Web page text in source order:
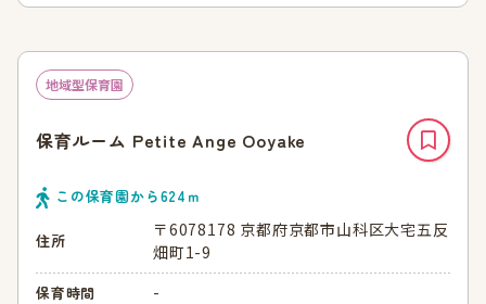
地域型保育園
保育ルーム Petite Ange Ooyake
この保育園から624 ｍ
住所
〒6078178 京都府京都市山科区大宅五反
畑町1-9
保育時間 -